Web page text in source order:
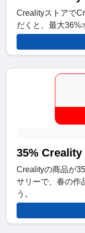
Crealityストアで
だくと、最大36%
35% Creality
Crealityの商品が
サリーで、春の作
う。